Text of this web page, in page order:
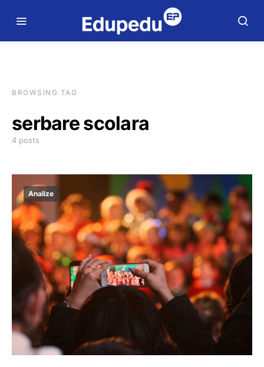
BROWSING TAG
serbare scolara
4 posts
Analize